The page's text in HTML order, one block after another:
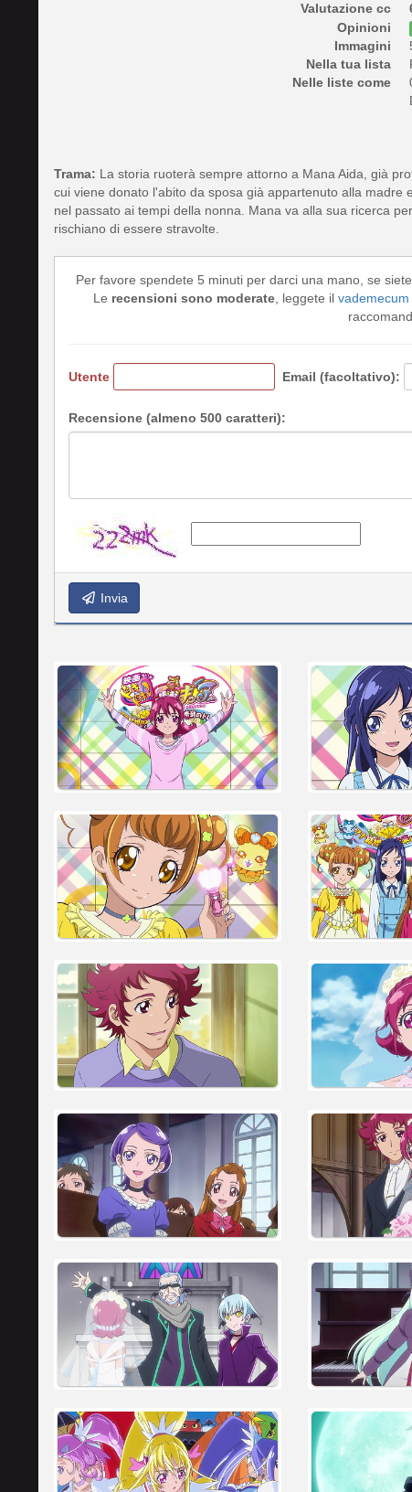
Valutazione cc
Opinioni
Immagini
Nella tua lista
Nelle liste come
Trama: La storia ruoterà sempre attorno a Mana Aida, già
cui viene donato l'abito da sposa già appartenuto alla
nel passato ai tempi della nonna. Mana va alla sua ricerca
rischiano di essere stravolte.
Per favore spendete 5 minuti per darci una mano, se
Le recensioni sono moderate , leggete il
Utente Email (facoltativo):
Recensione (almeno 500 caratteri):
Invia